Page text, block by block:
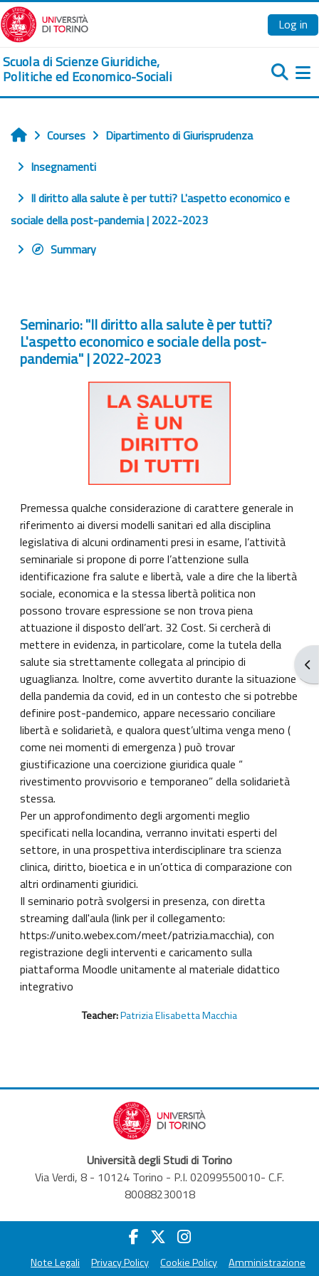
Skip to main content
Log in
Scuola di Scienze Giuridiche,
Politiche ed Economico-Sociali
Home
Courses
Dipartimento di Giurisprudenza
Insegnamenti
Il diritto alla salute è per tutti? L'aspetto economico e
sociale della post-pandemia | 2022-2023
Summary
Seminario: "Il diritto alla salute è per tutti?
L'aspetto economico e sociale della post-
pandemia" | 2022-2023
Premessa qualche considerazione di carattere generale in
riferimento ai diversi modelli sanitari ed alla disciplina
legislativa di alcuni ordinamenti presi in esame, l’attività
seminariale si propone di porre l’attenzione sulla
identificazione fra salute e libertà, vale a dire che la libertà
sociale, economica e la stessa libertà politica non
possono trovare espressione se non trova piena
attuazione il disposto dell’art. 32 Cost. Si cercherà di
mettere in evidenza, in particolare, come la tutela della
salute sia strettamente collegata al principio di
uguaglianza. Inoltre, come avvertito durante la situazione
della pandemia da covid, ed in un contesto che si potrebbe
definire post-pandemico, appare necessario conciliare
libertà e solidarietà, e qualora quest’ultima venga meno (
come nei momenti di emergenza ) può trovar
giustificazione una coercizione giuridica quale “
rivestimento provvisorio e temporaneo” della solidarietà
stessa.
Per un approfondimento degli argomenti meglio
specificati nella locandina, verranno invitati esperti del
settore, in una prospettiva interdisciplinare tra scienza
clinica, diritto, bioetica e in un’ottica di comparazione con
altri ordinamenti giuridici.
Il seminario potrà svolgersi in presenza, con diretta
streaming dall'aula (link per il collegamento:
https://unito.webex.com/meet/patrizia.macchia), con
registrazione degli interventi e caricamento sulla
piattaforma Moodle unitamente al materiale didattico
integrativo
Teacher:Patrizia Elisabetta Macchia
Università degli Studi di Torino
Via Verdi, 8 - 10124 Torino - P.I. 02099550010- C.F.
80088230018
Note Legali Privacy Policy Cookie Policy
Amministrazione